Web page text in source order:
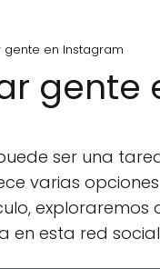
en Instagram
gente
ser una
varias
en esta red